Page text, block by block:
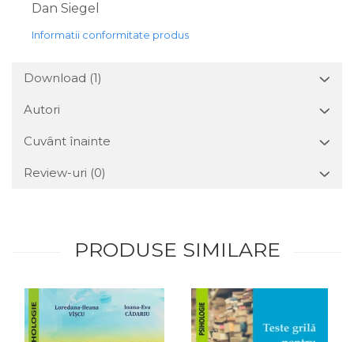
Dan Siegel
Informatii conformitate produs
Download (1)
Autori
Cuvânt înainte
Review-uri (0)
PRODUSE SIMILARE